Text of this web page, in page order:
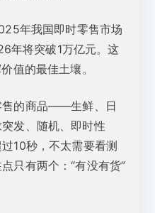
年我国即时零售市场
年将突破1万亿元。这
值的最佳土壤。
售的商品——生鲜、日
发、随机、即时性
10秒，不太需要看测
只有两个：“有没有货”